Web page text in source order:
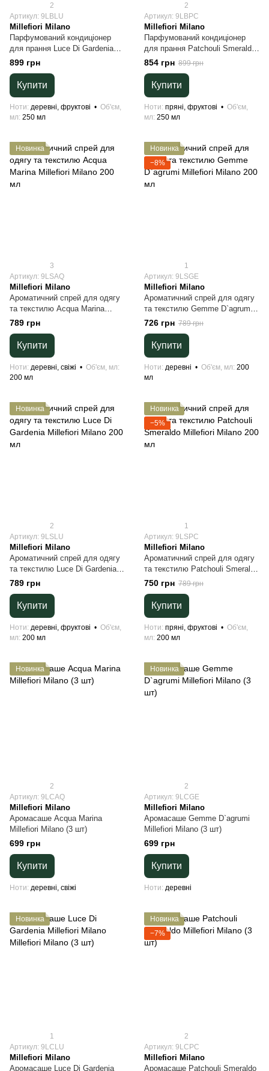
2
Артикул: 9LBLU
Millefiori Milano
Парфумований кондиціонер
для прання Luce Di Gardenia
Millefiori Milano 250 мл
899 грн
Купити
Ноти деревні, фруктові
Об'єм,
мл 250 мл
2
Артикул: 9LBPC
Millefiori Milano
Парфумований кондиціонер
для прання Patchouli Smeraldo
Millefiori Milano 250 мл
854 грн 899 грн
Купити
Ноти пряні, фруктові
Об'єм,
мл 250 мл
Новинка
3
Артикул: 9LSAQ
Millefiori Milano
Ароматичний спрей для одягу
та текстилю Acqua Marina
Millefiori Milano 200 мл
789 грн
Купити
Ноти деревні, свіжі
Об'єм, мл
200 мл
Новинка
−8%
1
Артикул: 9LSGE
Millefiori Milano
Ароматичний спрей для одягу
та текстилю Gemme D`agrumi
Millefiori Milano 200 мл
726 грн 789 грн
Купити
Ноти деревні Об'єм, мл 200
мл
Новинка
2
Артикул: 9LSLU
Millefiori Milano
Ароматичний спрей для одягу
та текстилю Luce Di Gardenia
Millefiori Milano 200 мл
789 грн
Купити
Ноти деревні, фруктові
Об'єм,
мл 200 мл
Новинка
−5%
1
Артикул: 9LSPC
Millefiori Milano
Ароматичний спрей для одягу
та текстилю Patchouli Smeraldo
Millefiori Milano 200 мл
750 грн 789 грн
Купити
Ноти пряні, фруктові
Об'єм,
мл 200 мл
Новинка
2
Артикул: 9LCAQ
Millefiori Milano
Аромасаше Acqua Marina
Millefiori Milano (3 шт)
699 грн
Купити
Ноти деревні, свіжі
Новинка
2
Артикул: 9LCGE
Millefiori Milano
Аромасаше Gemme D`agrumi
Millefiori Milano (3 шт)
699 грн
Купити
Ноти деревні
Новинка
1
Артикул: 9LCLU
Millefiori Milano
Аромасаше Luce Di Gardenia
Новинка
−7%
2
Артикул: 9LCPC
Millefiori Milano
Аромасаше Patchouli Smeraldo